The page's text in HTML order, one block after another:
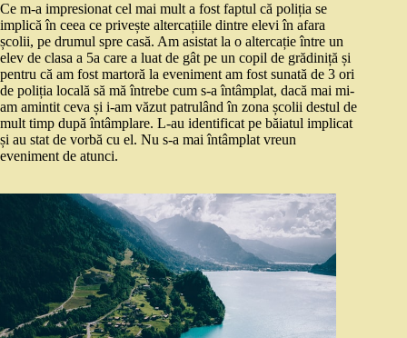
Ce m-a impresionat cel mai mult a fost faptul că poliția se
implică în ceea ce privește altercațiile dintre elevi în afara
școlii, pe drumul spre casă. Am asistat la o altercație între un
elev de clasa a 5a care a luat de gât pe un copil de grădiniță și
pentru că am fost martoră la eveniment am fost sunată de 3 ori
de poliția locală să mă întrebe cum s-a întâmplat, dacă mai mi-
am amintit ceva și i-am văzut patrulând în zona școlii destul de
mult timp după întâmplare. L-au identificat pe băiatul implicat
și au stat de vorbă cu el. Nu s-a mai întâmplat vreun
eveniment de atunci.